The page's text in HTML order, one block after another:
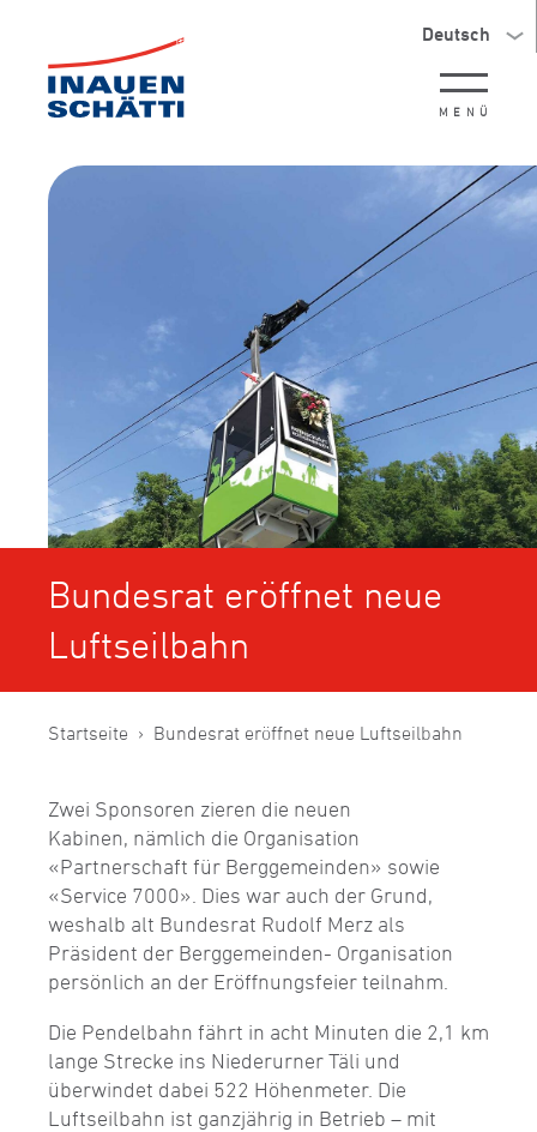
Deutsch
MENÜ
Bundesrat eröffnet neue
Luftseilbahn
Startseite Bundesrat eröffnet neue Luftseilbahn
Zwei Sponsoren zieren die neuen
Kabinen, nämlich die Organisa­tion
«Partnerschaft für Berggemeinden» sowie
«Service 7000». Dies war auch der Grund,
weshalb alt Bundesrat Rudolf Merz als
Präsident der Berggemeinden- Organisation
persönlich an der Eröffnungsfeier teilnahm.
Die Pendelbahn fährt in acht Minuten die 2,1 km
lange Strecke ins Niederurner Täli und
überwindet dabei 522 Höhenmeter. Die
Luftseilbahn ist ganzjährig in Betrieb – mit